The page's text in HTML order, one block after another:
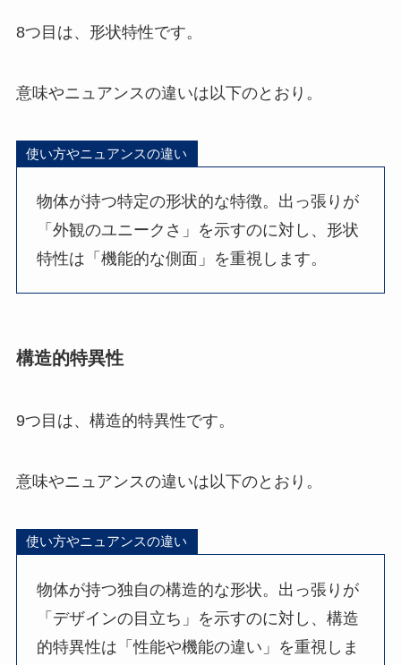
8つ目は、形状特性です。
意味やニュアンスの違いは以下のとおり。
使い方やニュアンスの違い
物体が持つ特定の形状的な特徴。出っ張りが
「外観のユニークさ」を示すのに対し、形状
特性は「機能的な側面」を重視します。
構造的特異性
9つ目は、構造的特異性です。
意味やニュアンスの違いは以下のとおり。
使い方やニュアンスの違い
物体が持つ独自の構造的な形状。出っ張りが
「デザインの目立ち」を示すのに対し、構造
的特異性は「性能や機能の違い」を重視しま